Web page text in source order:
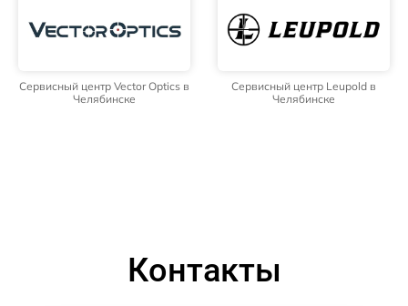
Сервисный центр Vector Optics в
Челябинске
Сервисный центр Leupold в
Челябинске
Контакты